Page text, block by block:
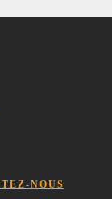
NOUS